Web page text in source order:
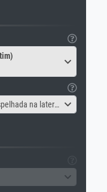
Quadro de lona - Imagem espelhada na lateral